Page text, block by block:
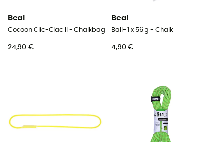
Beal
Cocoon Clic-Clac II - Chalkbag
24,90 €
Beal
Ball- 1 x 56 g - Chalk
4,90 €